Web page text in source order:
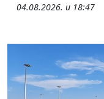
04.08.2026. u 18:47